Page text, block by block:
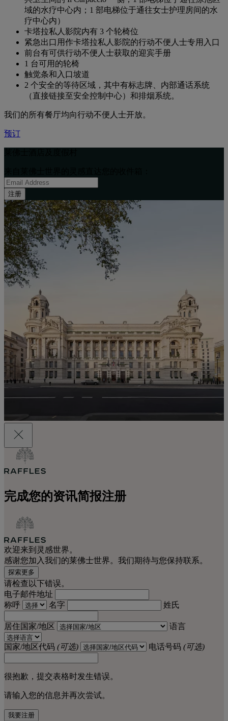
域的水疗中心内；1 部电梯位于通往女士护理房间的水
疗中心内）
卡塔拉私人影院内有 3 个轮椅位
紧急出口用作卡塔拉私人影院的行动不便人士专用入口
前台有可供行动不便人士获取的迎宾手册
1 台可用的轮椅
触觉条和入口坡道
2 个安全的等待区域，其中有标志牌、内部通话系统
（直接链接至安全控制中心）和排烟系统。
我们的所有餐厅均向行动不便人士开放。
预订
注册
完成您的资讯简报注册
欢迎来到灵感世界。
感谢您加入我们的莱佛士世界。我们期待与您保持联系。
探索更多
请检查以下错误。
电子邮件地址
称呼
名字 姓氏
居住国家/地区 语言
国家/地区代码 (可选) 电话号码 (可选)
很抱歉，提交表格时发生错误。
请输入您的信息并再次尝试。
我要注册